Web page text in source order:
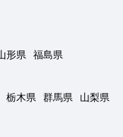
形県
福島県
栃木県 群馬県
山梨県